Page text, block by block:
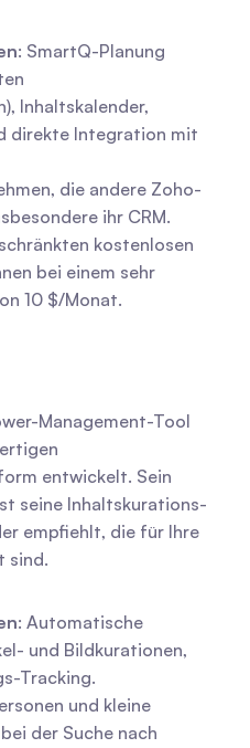
: SmartQ-Planung
Inhaltskalender,
direkte Integration mit
die andere Zoho-
ihr CRM.
kostenlosen
bei einem sehr
10 $/Monat.
Management-Tool
entwickelt. Sein
seine Inhaltskurations-
empfiehlt, die für Ihre
sind.
: Automatische
und Bildkurationen,
Tracking.
und kleine
der Suche nach